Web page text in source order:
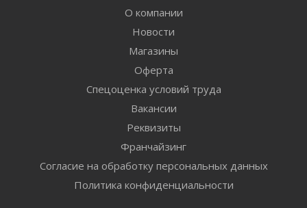
О компании
Новости
Магазины
Оферта
Спецоценка условий труда
Вакансии
Реквизиты
Франчайзинг
Согласие на обработку персональных данных
Политика конфиденциальности